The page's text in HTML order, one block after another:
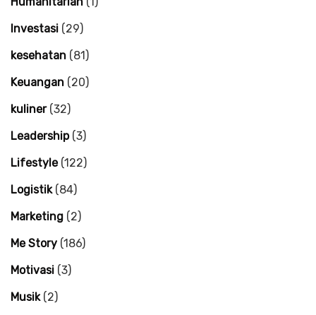
Investasi (29)
kesehatan (81)
Keuangan (20)
kuliner(32)
Leadership(3)
Lifestyle(122)
Logistik(84)
Marketing (2)
Me Story (186)
Motivasi (3)
Musik(2)